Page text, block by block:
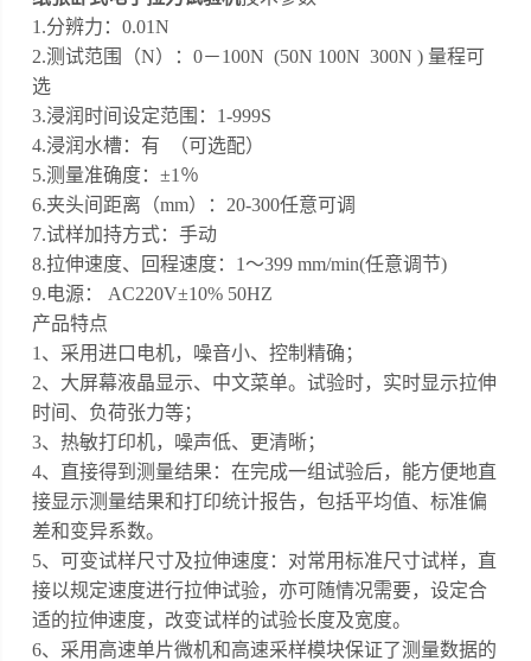
1.分辨力：0.01N
2.测试范围（N）：0－100N (50N 100N 300N ) 量程可
选
3.浸润时间设定范围：1-999S
4.浸润水槽：有 （可选配）
5.测量准确度：±1％
6.夹头间距离（mm）： 20-300任意可调
7.试样加持方式：手动
8.拉伸速度、回程速度： 1～399 mm/min(任意调节)
9.电源：
AC220V±10% 50HZ
产品特点
1、采用进口电机，噪音小、控制精确；
2、大屏幕液晶显示、中文菜单。试验时，实时显示拉伸
时间、负荷张力等；
3、热敏打印机，噪声低、更清晰；
4、直接得到测量结果：在完成一组试验后，能方便地直
接显示测量结果和打印统计报告，包括平均值、标准偏
差和变异系数。
5、可变试样尺寸及拉伸速度：对常用标准尺寸试样，直
接以规定速度进行拉伸试验，亦可随情况需要，设定合
适的拉伸速度，改变试样的试验长度及宽度。
6、采用高速单片微机和高速采样模块保证了测量数据的